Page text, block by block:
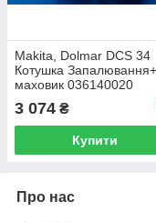
Makita, Dolmar DCS 34
Котушка Запалювання+
маховик 036140020
3 074 ₴
Купити
Про нас